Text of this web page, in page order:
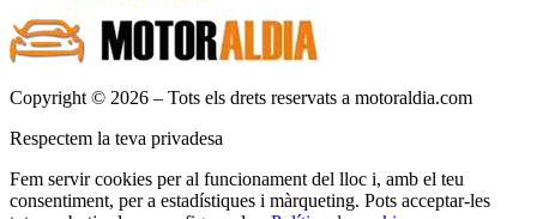
Copyright © 2026 – Tots els drets reservats a motoraldia.com
Respectem la teva privadesa
Fem servir cookies per al funcionament del lloc i, amb el teu
consentiment, per a estadístiques i màrqueting. Pots acceptar-les